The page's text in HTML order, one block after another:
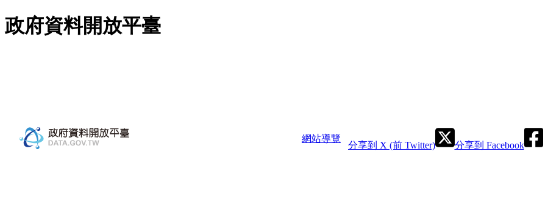
跳至主要內容
政府資料開放平臺
網站導覽
分享到 X (前 Twitter) 分享到 Facebook